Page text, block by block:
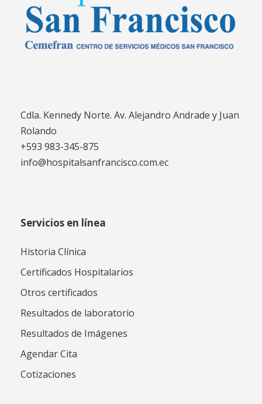
Cdla. Kennedy Norte. Av. Alejandro Andrade y Juan
Rolando
+593 983-345-875
info@hospitalsanfrancisco.com.ec
Servicios en línea
Historia Clínica
Certificados Hospitalarios
Otros certificados
Resultados de laboratorio
Resultados de Imágenes
Agendar Cita
Cotizaciones